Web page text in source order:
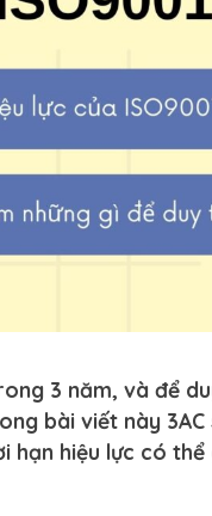
3 năm, và để
bài viết này
hạn hiệu lực có